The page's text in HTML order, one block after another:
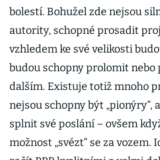
bolestí. Bohužel zde nejsou
autority, schopné prosadit
vzhledem ke své velikosti
budou schopny prolomit nebo
dalším. Existuje totiž mnoho
nejsou schopny být „pionýry“,
splnit své poslání – ovšem
možnost „svézt“ se za vozem.